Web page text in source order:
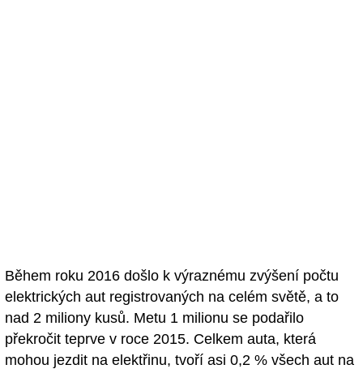
Během roku 2016 došlo k výraznému zvýšení počtu
elektrických aut registrovaných na celém světě, a to
nad 2 miliony kusů. Metu 1 milionu se podařilo
překročit teprve v roce 2015. Celkem auta, která
mohou jezdit na elektřinu, tvoří asi 0,2 % všech aut na